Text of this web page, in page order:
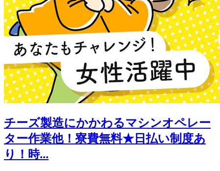
チーズ製造にかかわるマシンオペレー
ター作業他！寮費無料★日払い制度あ
り！時...